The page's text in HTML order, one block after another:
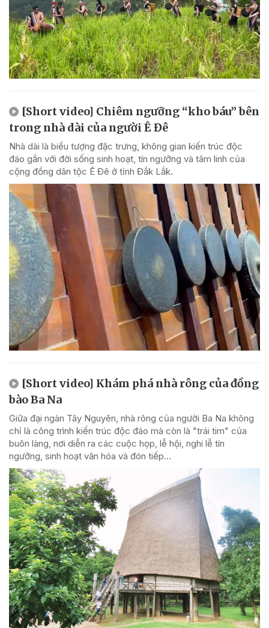
[Short video] Chiêm ngưỡng “kho báu” bên
trong nhà dài của người Ê Đê
Nhà dài là biểu tượng đặc trưng, không gian kiến trúc độc
đáo gắn với đời sống sinh hoạt, tín ngưỡng và tâm linh của
cộng đồng dân tộc Ê Đê ở tỉnh Đắk Lắk.
[Short video] Khám phá nhà rông của đồng
bào Ba Na
Giữa đại ngàn Tây Nguyên, nhà rông của người Ba Na không
chỉ là công trình kiến trúc độc đáo mà còn là "trái tim" của
buôn làng, nơi diễn ra các cuộc họp, lễ hội, nghi lễ tín
ngưỡng, sinh hoạt văn hóa và đón tiếp...